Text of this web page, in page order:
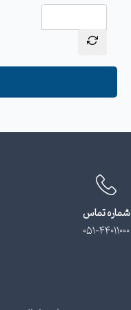
شماره تماس
051-44011000